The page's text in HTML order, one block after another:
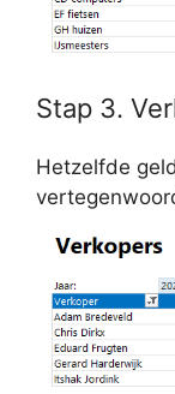
Stap 3.
Hetzelfde